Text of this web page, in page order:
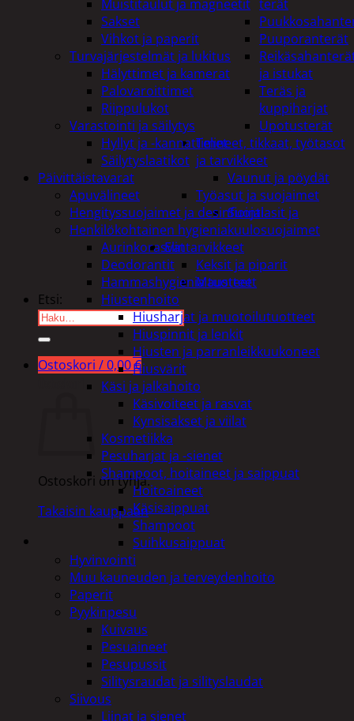
terät
Puuporanterät
ja istukat
Teräs ja
kuppiharjat
Upotusterät
Telineet, tikkaat, työtasot
ja tarvikkeet
Vaunut ja pöydät
Työasut ja suojaimet
Suojalasit ja
kuulosuojaimet
Elintarvikkeet
Keksit ja piparit
Mausteet
Etsi:
Ostoskori /0,00€
Ostoskori on tyhjä.
Takaisin kauppaan
Muistitaulut ja magneetit
Sakset
Vihkot ja paperit
Turvajärjestelmät ja lukitus
Hälyttimet ja kamerat
Palovaroittimet
Riippulukot
Varastointi ja säilytys
Hyllyt ja -kannattimet
Säilytyslaatikot
Päivittäistavarat
Apuvälineet
Hengityssuojaimet ja desinfiointi
Henkilökohtainen hygienia
Aurinkorasvat
Deodorantit
Hammashygienia tuotteet
Hiustenhoito
Hiusharjat ja muotoilutuotteet
Hiuspinnit ja lenkit
Hiusten ja parranleikkuukoneet
Hiusvärit
Käsi ja jalkahoito
Käsivoiteet ja rasvat
Kynsisakset ja viilat
Kosmetiikka
Pesuharjat ja -sienet
Shampoot, hoitaineet ja saippuat
Hoitoaineet
Käsisaippuat
Shampoot
Suihkusaippuat
Hyvinvointi
Muu kauneuden ja terveydenhoito
Paperit
Pyykinpesu
Kuivaus
Pesuaineet
Pesupussit
Silitysraudat ja silityslaudat
Siivous
Liinat ja sienet